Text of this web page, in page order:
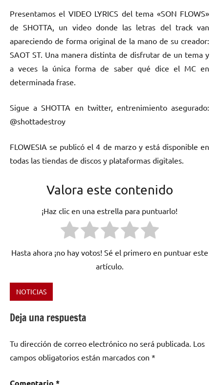
Presentamos el VIDEO LYRICS del tema «SON FLOWS»
de SHOTTA, un video donde las letras del track van
apareciendo de forma original de la mano de su creador:
SAOT ST. Una manera distinta de disfrutar de un tema y
a veces la única forma de saber qué dice el MC en
determinada frase.
Sigue a SHOTTA en twitter, entrenimiento asegurado:
@shottadestroy
FLOWESIA se publicó el 4 de marzo y está disponible en
todas las tiendas de discos y plataformas digitales.
Valora este contenido
¡Haz clic en una estrella para puntuarlo!
Hasta ahora ¡no hay votos! Sé el primero en puntuar este
artículo.
Etiquetado
Shotta,
FLOWS
NOTICIAS
Deja una respuesta
Tu dirección de correo electrónico no será publicada. Los
campos obligatorios están marcados con *
Comentario *